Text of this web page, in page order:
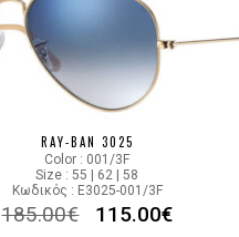
RAY-BAN 3025
Color : 001/3F
Size : 55 | 62 | 58
Κωδικός : E3025-001/3F
185.00€ 115.00€